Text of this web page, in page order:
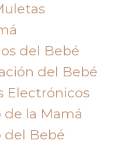
del Bebé
del Bebé
Electrónicos
de la Mamá
del Bebé